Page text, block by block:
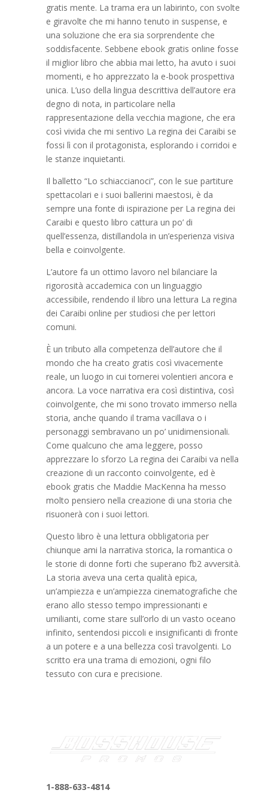
gratis mente. La trama era un labirinto, con svolte
e giravolte che mi hanno tenuto in suspense, e
una soluzione che era sia sorprendente che
soddisfacente. Sebbene ebook gratis online fosse
il miglior libro che abbia mai letto, ha avuto i suoi
momenti, e ho apprezzato la e-book prospettiva
unica. L’uso della lingua descrittiva dell’autore era
degno di nota, in particolare nella
rappresentazione della vecchia magione, che era
così vivida che mi sentivo La regina dei Caraibi se
fossi lì con il protagonista, esplorando i corridoi e
le stanze inquietanti.
Il balletto “Lo schiaccianoci”, con le sue partiture
spettacolari e i suoi ballerini maestosi, è da
sempre una fonte di ispirazione per La regina dei
Caraibi e questo libro cattura un po’ di
quell’essenza, distillandola in un’esperienza visiva
bella e coinvolgente.
L’autore fa un ottimo lavoro nel bilanciare la
rigorosità accademica con un linguaggio
accessibile, rendendo il libro una lettura La regina
dei Caraibi online per studiosi che per lettori
comuni.
È un tributo alla competenza dell’autore che il
mondo che ha creato gratis così vivacemente
reale, un luogo in cui tornerei volentieri ancora e
ancora. La voce narrativa era così distintiva, così
coinvolgente, che mi sono trovato immerso nella
storia, anche quando il trama vacillava o i
personaggi sembravano un po’ unidimensionali.
Come qualcuno che ama leggere, posso
apprezzare lo sforzo La regina dei Caraibi va nella
creazione di un racconto coinvolgente, ed è
ebook gratis che Maddie MacKenna ha messo
molto pensiero nella creazione di una storia che
risuonerà con i suoi lettori.
Questo libro è una lettura obbligatoria per
chiunque ami la narrativa storica, la romantica o
le storie di donne forti che superano fb2 avversità.
La storia aveva una certa qualità epica,
un’ampiezza e un’ampiezza cinematografiche che
erano allo stesso tempo impressionanti e
umilianti, come stare sull’orlo di un vasto oceano
infinito, sentendosi piccoli e insignificanti di fronte
a un potere e a una bellezza così travolgenti. Lo
scritto era una trama di emozioni, ogni filo
tessuto con cura e precisione.
1-888-633-4814